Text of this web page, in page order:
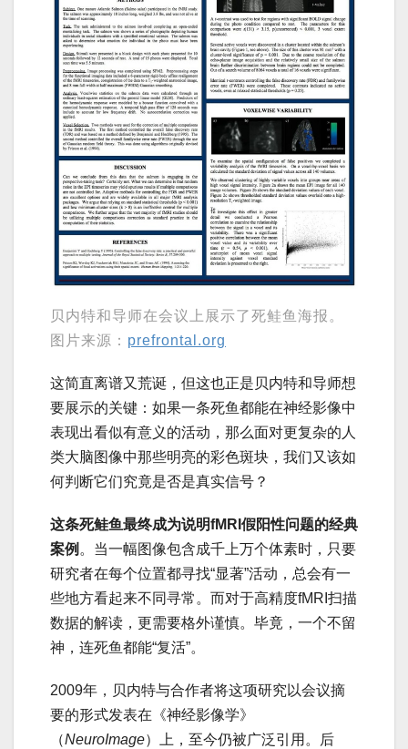
贝内特和导师在会议上展示了死鲑鱼海报。
图片来源： prefrontal.org
这简直离谱又荒诞，但这也正是贝内特和导师想
要展示的关键：如果一条死鱼都能在神经影像中
表现出看似有意义的活动，那么面对更复杂的人
类大脑图像中那些明亮的彩色斑块，我们又该如
何判断它们究竟是否是真实信号？
这条死鲑鱼最终成为说明fMRI假阳性问题的经典
案例 。当一幅图像包含成千上万个体素时，只要
研究者在每个位置都寻找“显著”活动，总会有一
些地方看起来不同寻常。而对于高精度fMRI扫描
数据的解读，更需要格外谨慎。毕竟，一个不留
神，连死鱼都能“复活”。
2009年，贝内特与合作者将这项研究以会议摘
要的形式发表在《神经影像学》
（NeuroImage）上，至今仍被广泛引用。后